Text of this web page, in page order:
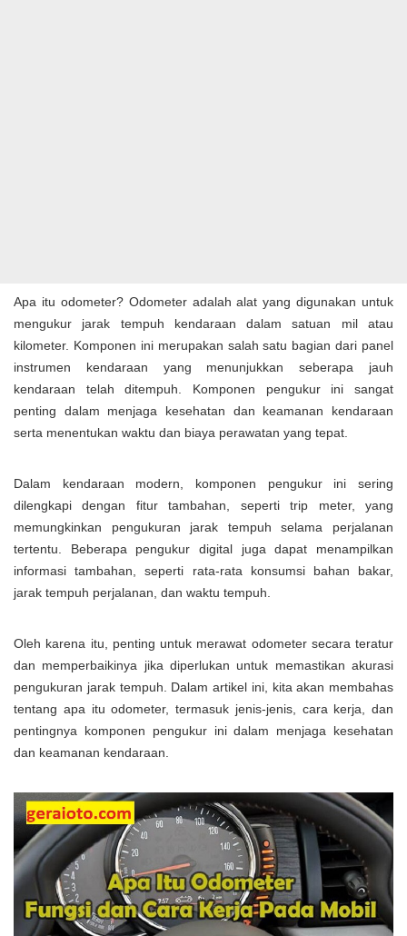
Apa itu odometer? Odometer adalah alat yang digunakan untuk
mengukur jarak tempuh kendaraan dalam satuan mil atau
kilometer. Komponen ini merupakan salah satu bagian dari panel
instrumen kendaraan yang menunjukkan seberapa jauh
kendaraan telah ditempuh. Komponen pengukur ini sangat
penting dalam menjaga kesehatan dan keamanan kendaraan
serta menentukan waktu dan biaya perawatan yang tepat.
Dalam kendaraan modern, komponen pengukur ini sering
dilengkapi dengan fitur tambahan, seperti trip meter, yang
memungkinkan pengukuran jarak tempuh selama perjalanan
tertentu. Beberapa pengukur digital juga dapat menampilkan
informasi tambahan, seperti rata-rata konsumsi bahan bakar,
jarak tempuh perjalanan, dan waktu tempuh.
Oleh karena itu, penting untuk merawat odometer secara teratur
dan memperbaikinya jika diperlukan untuk memastikan akurasi
pengukuran jarak tempuh. Dalam artikel ini, kita akan membahas
tentang apa itu odometer, termasuk jenis-jenis, cara kerja, dan
pentingnya komponen pengukur ini dalam menjaga kesehatan
dan keamanan kendaraan.